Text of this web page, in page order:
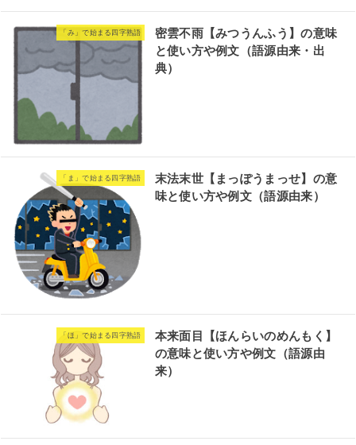
「み」で始まる四字熟語
密雲不雨【みつうんふう】の意味
と使い方や例文（語源由来・出
典）
「ま」で始まる四字熟語
末法末世【まっぽうまっせ】の意
味と使い方や例文（語源由来）
「ほ」で始まる四字熟語
本来面目【ほんらいのめんもく】
の意味と使い方や例文（語源由
来）